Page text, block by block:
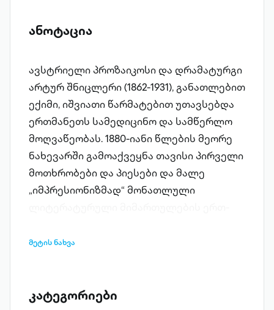
ანოტაცია
ავსტრიელი პროზაიკოსი და დრა­მა­ტურგი
არტურ შნიცლერი (1862-1931), განათლებით
ექიმი, იშვიათი წარმატებით უთავსებდა
ერთმანეთს სამედიცინო და სამწერლო
მოღვაწეობას. 1880-იანი წლების მეორე
ნახევარში გამოაქვეყნა თავისი პირველი
მოთხრობები და პიესები და მალე
„იმპრესიონიზმად“ მონათლული
იქცა. მე-20 საუკუნის დამდეგს
იყო. მისი რამდენიმე ნოველა ითარგმნა
მეტის ნახვა
კატეგორიები